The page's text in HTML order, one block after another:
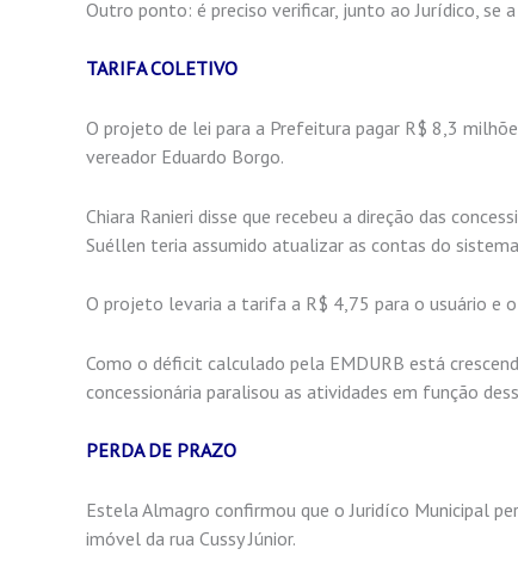
Outro ponto: é preciso verificar, junto ao Jurídico,
TARIFA COLETIVO
O projeto de lei para a Prefeitura pagar R$ 8,3
vereador Eduardo Borgo.
Chiara Ranieri disse que recebeu a direção das
Suéllen teria assumido atualizar as contas do
O projeto levaria a tarifa a R$ 4,75 para o usuário e
Como o déficit calculado pela EMDURB está
concessionária paralisou as atividades em função
PERDA DE PRAZO
Estela Almagro confirmou que o Juridíco Municipal
imóvel da rua Cussy Júnior.